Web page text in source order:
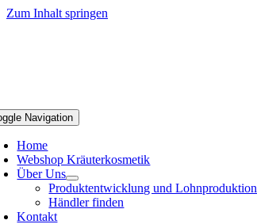
Zum Inhalt springen
Navigation
Home
Webshop Kräuterkosmetik
Über Uns
Produktentwicklung und Lohnproduktion
Händler finden
Kontakt